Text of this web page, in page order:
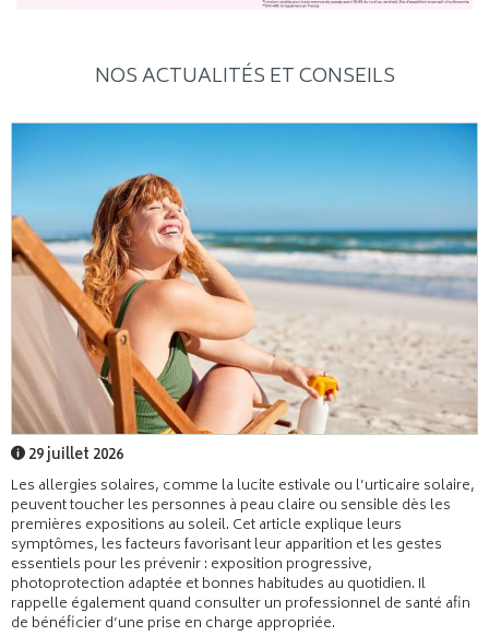
NOS ACTUALITÉS ET CONSEILS
29 juillet 2026
Les allergies solaires, comme la lucite estivale ou l’urticaire solaire,
peuvent toucher les personnes à peau claire ou sensible dès les
premières expositions au soleil. Cet article explique leurs
symptômes, les facteurs favorisant leur apparition et les gestes
essentiels pour les prévenir : exposition progressive,
photoprotection adaptée et bonnes habitudes au quotidien. Il
rappelle également quand consulter un professionnel de santé afin
de bénéficier d’une prise en charge appropriée.